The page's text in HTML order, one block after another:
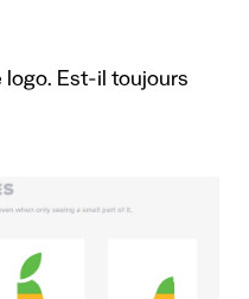
logo. Est-il toujours